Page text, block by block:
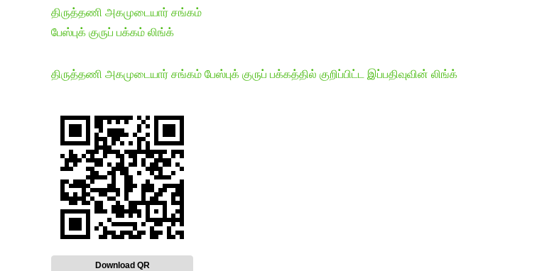
திருத்தணி அகமுடையார் சங்கம்
பேஸ்புக் குருப் பக்கம் லிங்க்
திருத்தணி அகமுடையார் சங்கம் பேஸ்புக் குருப் பக்கத்தில் குறிப்பிட்ட இப்பதிவுவின் லிங்க்
Download QR